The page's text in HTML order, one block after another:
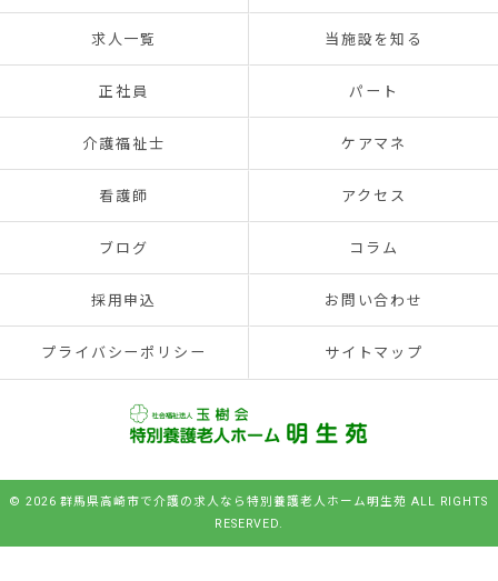
求人一覧 当施設を知る
正社員 パート
介護福祉士 ケアマネ
看護師 アクセス
ブログ コラム
採用申込 お問い合わせ
プライバシーポリシー サイトマップ
© 2026 群馬県高崎市で介護の求人なら特別養護老人ホーム明生苑 ALL RIGHTS
RESERVED.